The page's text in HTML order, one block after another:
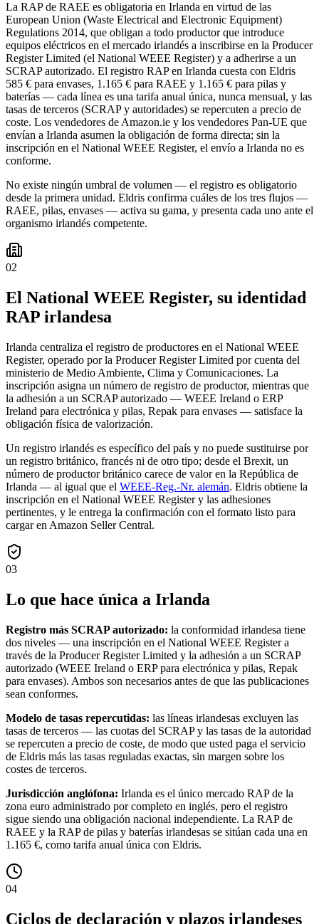
La RAP de RAEE es obligatoria en Irlanda en virtud de las
European Union (Waste Electrical and Electronic Equipment)
Regulations 2014, que obligan a todo productor que introduce
equipos eléctricos en el mercado irlandés a inscribirse en la Producer
Register Limited (el National WEEE Register) y a adherirse a un
SCRAP autorizado. El registro RAP en Irlanda cuesta con Eldris
585 € para envases, 1.165 € para RAEE y 1.165 € para pilas y
baterías — cada línea es una tarifa anual única, nunca mensual, y las
tasas de terceros (SCRAP y autoridades) se repercuten a precio de
coste. Los vendedores de Amazon.ie y los vendedores Pan-UE que
envían a Irlanda asumen la obligación de forma directa; sin la
inscripción en el National WEEE Register, el envío a Irlanda no es
conforme.
No existe ningún umbral de volumen — el registro es obligatorio
desde la primera unidad. Eldris confirma cuáles de los tres flujos —
RAEE, pilas, envases — activa su gama, y presenta cada uno ante el
organismo irlandés competente.
02
El National WEEE Register, su identidad
RAP irlandesa
Irlanda centraliza el registro de productores en el National WEEE
Register, operado por la Producer Register Limited por cuenta del
ministerio de Medio Ambiente, Clima y Comunicaciones. La
inscripción asigna un número de registro de productor, mientras que
la adhesión a un SCRAP autorizado — WEEE Ireland o ERP
Ireland para electrónica y pilas, Repak para envases — satisface la
obligación física de valorización.
Un registro irlandés es específico del país y no puede sustituirse por
un registro británico, francés ni de otro tipo; desde el Brexit, un
número de productor británico carece de valor en la República de
Irlanda — al igual que el WEEE-Reg.-Nr. alemán. Eldris obtiene la
inscripción en el National WEEE Register y las adhesiones
pertinentes, y le entrega la confirmación con el formato listo para
cargar en Amazon Seller Central.
03
Lo que hace única a Irlanda
Registro más SCRAP autorizado: la conformidad irlandesa tiene
dos niveles — una inscripción en el National WEEE Register a
través de la Producer Register Limited y la adhesión a un SCRAP
autorizado (WEEE Ireland o ERP para electrónica y pilas, Repak
para envases). Ambos son necesarios antes de que las publicaciones
sean conformes.
Modelo de tasas repercutidas: las líneas irlandesas excluyen las
tasas de terceros — las cuotas del SCRAP y las tasas de la autoridad
se repercuten a precio de coste, de modo que usted paga el servicio
de Eldris más las tasas reguladas exactas, sin margen sobre los
costes de terceros.
Jurisdicción anglófona: Irlanda es el único mercado RAP de la
zona euro administrado por completo en inglés, pero el registro
sigue siendo una obligación nacional independiente. La RAP de
RAEE y la RAP de pilas y baterías irlandesas se sitúan cada una en
1.165 €, como tarifa anual única con Eldris.
04
Ciclos de declaración y plazos irlandeses